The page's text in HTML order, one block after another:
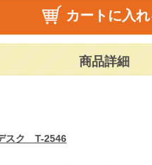
カートに入
商品詳細
スク T-2546